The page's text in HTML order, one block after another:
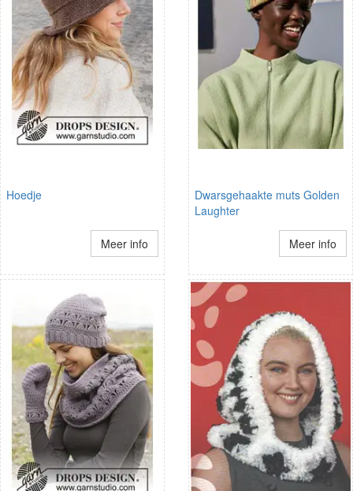
Hoedje
Meer info
Dwarsgehaakte muts Golden
Laughter
Meer info